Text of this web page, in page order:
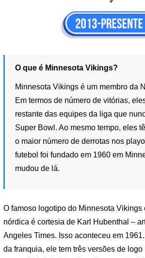
O que é Minnesota Vikings?
Minnesota Vikings é um membro da
Em termos de número de vitórias,
restante das equipes da liga que
Super Bowl. Ao mesmo tempo, eles
o maior número de derrotas nos
futebol foi fundado em 1960 em
mudou de lá.
O famoso logotipo do Minnesota Vikings
nórdica é cortesia de Karl Hubenthal –
Angeles Times. Isso aconteceu em
da franquia, ele tem três versões de